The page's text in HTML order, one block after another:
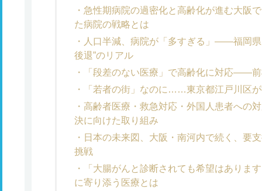
急性期病院の過密化と高齢化が進む大阪
た病院の戦略とは
人口半減、病院が「多すぎる」――福岡
後退”のリアル
「段差のない医療」で高齢化に対応――
「若者の街」なのに……東京都江戸川区
高齢者医療・救急対応・外国人患者への
決に向けた取り組み
日本の未来図、大阪・南河内で続く、要
挑戦
「大腸がんと診断されても希望はありま
に寄り添う医療とは